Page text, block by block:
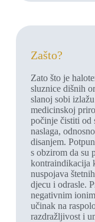
Zašto?​
Zato što je
sluznice dišnih
slanoj sobi
medicinskoj
počinje čistiti od
naslaga,
disanjem.
s obzirom da su
kontraindikacija
nuspojava
djecu i odrasle.
negativnim
učinak na
razdražljivost i